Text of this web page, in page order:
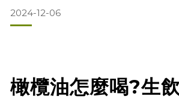
「橄欖多酚」這種抗氧化物質。橄欖多酚
過程中釋放，並帶來獨特的口感與風味。
2024-12-06
橄欖油怎麼喝?生